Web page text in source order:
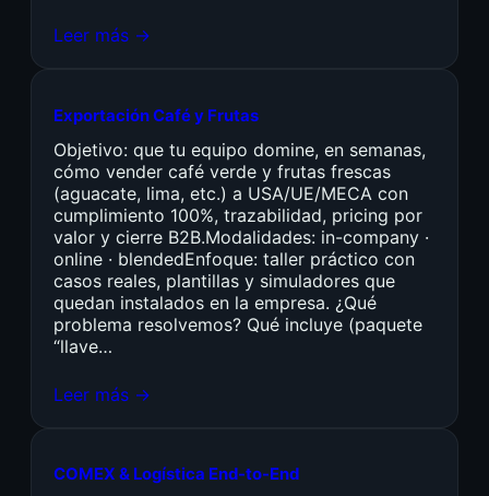
Leer más →
Exportación Café y Frutas
Objetivo: que tu equipo domine, en semanas,
cómo vender café verde y frutas frescas
(aguacate, lima, etc.) a USA/UE/MECA con
cumplimiento 100%, trazabilidad, pricing por
valor y cierre B2B.Modalidades: in-company ·
online · blendedEnfoque: taller práctico con
casos reales, plantillas y simuladores que
quedan instalados en la empresa. ¿Qué
problema resolvemos? Qué incluye (paquete
“llave…
Leer más →
COMEX & Logística End-to-End